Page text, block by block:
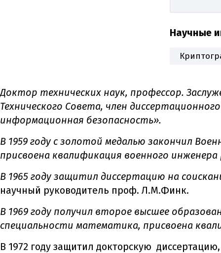
Научные
Доктор технических наук, профессор.
Технического Совета, член
информационная безопасность».
В 1959 году с золотой медалью закончил
присвоена квалификация военного инженера
В 1965 году защитил диссертацию на
научный руководитель проф. Л.М.Финк.
В 1969 году получил второе высшее
специальности математика, присвоена
В 1972 году защитил докторскую